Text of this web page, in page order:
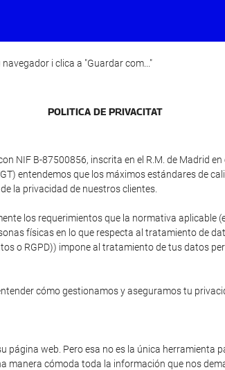
i clica a "Guardar com..."
POLI­TICA DE PRIVACITAT
NIF B-87500856, inscrita en el R.M. de Madrid
entendemos que los máximos estándares de
la privacidad de nuestros clientes.
los requerimientos que la normativa aplicable
físicas en lo que respecta al tratamiento de
o RGPD)) impone al tratamiento de tus datos
cómo gestionamos y aseguramos tu
página web. Pero esa no es la única
manera cómoda toda la información que nos